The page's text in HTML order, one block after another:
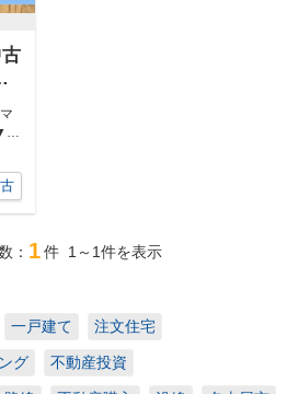
： 1件 1～1件を表示
一戸建て 注文住宅
グ 不動産投資